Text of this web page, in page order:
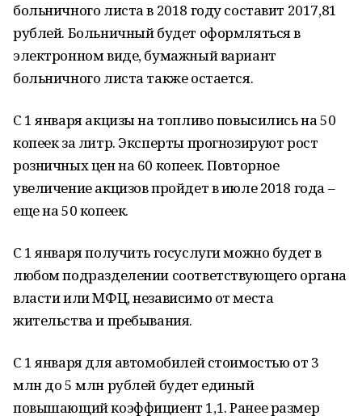
больничного листа в 2018 году составит 2017,81
рублей. Больничный будет оформляться в
электронном виде, бумажный вариант
больничного листа также остается.
С 1 января акцизы на топливо повысились на 50
копеек за литр. Эксперты прогнозируют рост
розничных цен на 60 копеек. Повторное
увеличение акцизов пройдет в июле 2018 года –
еще на 50 копеек.
С 1 января получить госуслуги можно будет в
любом подразделении соответствующего органа
власти или МФЦ, независимо от места
жительства и пребывания.
С 1 января для автомобилей стоимостью от 3
млн до 5 млн рублей будет единый
повышающий коэффициент 1,1. Ранее размер